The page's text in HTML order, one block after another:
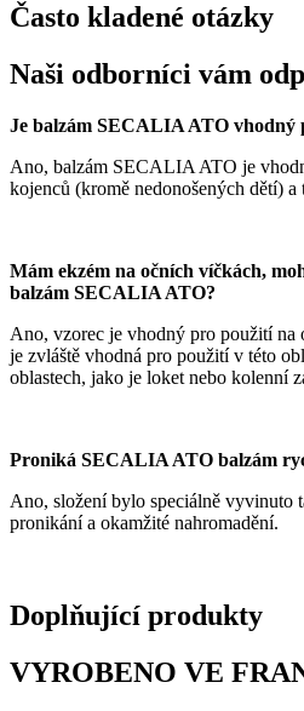
Často kladené otázky
Naši odborníci vám
Je balzám SECALIA ATO vhodný
Ano, balzám SECALIA ATO je
kojenců (kromě nedonošených dětí)
Mám ekzém na očních víčkách,
balzám SECALIA ATO?
Ano, vzorec je vhodný pro použití na
je zvláště vhodná pro použití v této
oblastech, jako je loket nebo kolenní
Proniká SECALIA ATO balzám
Ano, složení bylo speciálně vyvinuto
pronikání a okamžité nahromadění.
Doplňující produkty
VYROBENO VE